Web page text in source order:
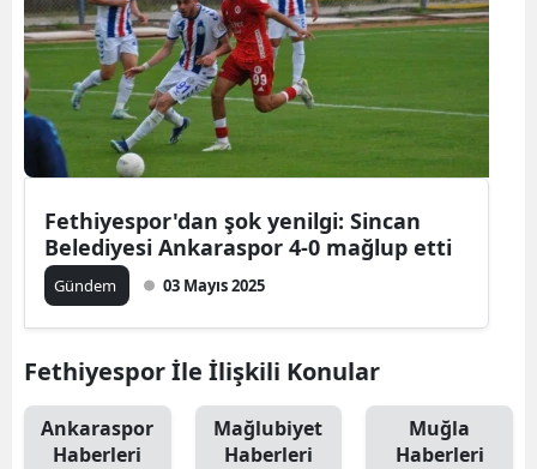
Fethiyespor'dan şok yenilgi: Sincan
Belediyesi Ankaraspor 4-0 mağlup etti
Gündem 03 Mayıs 2025
Fethiyespor İle İlişkili Konular
Ankaraspor
Haberleri
Mağlubiyet
Haberleri
Muğla
Haberleri